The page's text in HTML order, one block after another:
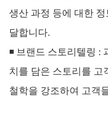
생산 과정 등에 대한
달합니다.
◾ 브랜드 스토리텔링 :
치를 담은 스토리를 고
철학을 강조하여 고객